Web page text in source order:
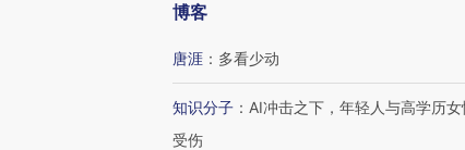
博客
唐涯 ： 多看少动
知识分子 ： AI冲击之下，年轻人与高学历女
受伤